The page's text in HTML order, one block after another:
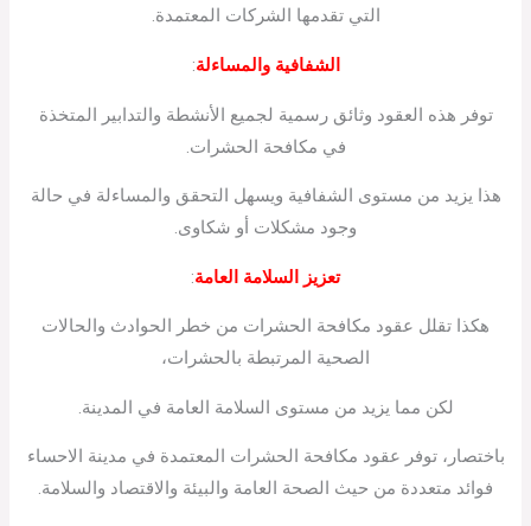
التي تقدمها الشركات المعتمدة.
الشفافية والمساءلة:
توفر هذه العقود وثائق رسمية لجميع الأنشطة والتدابير المتخذة
في مكافحة الحشرات.
هذا يزيد من مستوى الشفافية ويسهل التحقق والمساءلة في حالة
وجود مشكلات أو شكاوى.
تعزيز السلامة العامة:
هكذا تقلل عقود مكافحة الحشرات من خطر الحوادث والحالات
الصحية المرتبطة بالحشرات،
لكن مما يزيد من مستوى السلامة العامة في المدينة.
باختصار، توفر عقود مكافحة الحشرات المعتمدة في مدينة الاحساء
فوائد متعددة من حيث الصحة العامة والبيئة والاقتصاد والسلامة.